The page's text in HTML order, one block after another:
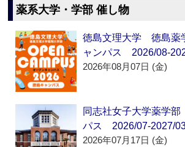
薬系大学・学部 催し物
徳島文理大学 徳島薬
ャンパス 2026/08-
2026年08月07日 (金)
同志社女子大学薬学
パス 2026/07-2027/
2026年07月17日 (金)